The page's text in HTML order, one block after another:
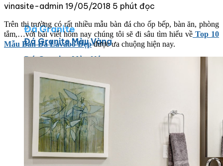
Đá Granite
Đá Granite Màu Vàng
Đá Granite Màu Xám
Đá Granite Màu Đen
Đá Granite Màu Xanh
Đá Granite Màu Nâu
Đá Granite Màu Đỏ
Đá Travertine
vinasite-admin 19/05/2018 5 phút đọc
Trên thị trường có rất nhiều mẫu bàn đá cho ốp bếp, bàn ăn, phòng
tắm,…với bài viết hôm nay chúng tôi sẽ đi sâu tìm hiểu về Top 10
Mẫu Bàn Đá Lavabo Đẹpđược ưa chuộng hiện nay.